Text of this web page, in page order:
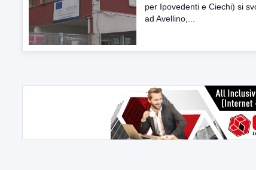
per Ipovedenti e Ciechi) si
ad Avellino,...